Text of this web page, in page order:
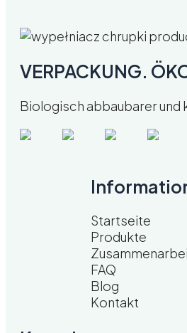
VERPACKUNG.
Biologisch abbaubarer und
Startseite
Produkte
FAQ
Blog
Kontakt